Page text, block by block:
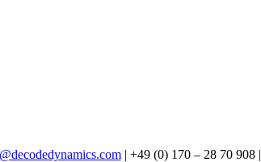
| +49 (0) 170 – 28 70 908 |